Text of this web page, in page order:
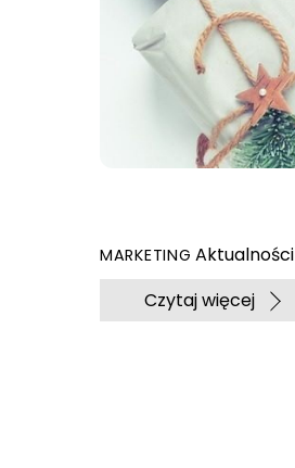
MARKETING Aktualności
Czytaj więcej